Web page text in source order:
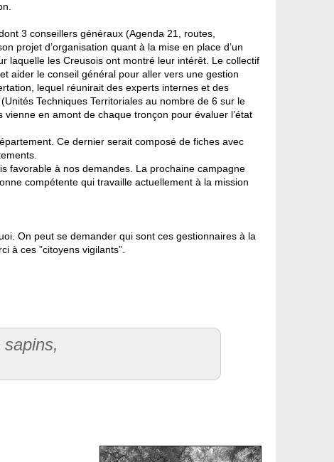
3 conseillers généraux (Agenda 21, routes,
projet d’organisation quant à la mise en place d’un
laquelle les Creusois ont montré leur intérêt. Le collectif
aider le conseil général pour aller vers une gestion
lequel réunirait des experts internes et des
Techniques Territoriales au nombre de 6 sur le
vienne en amont de chaque tronçon pour évaluer l’état
Ce dernier serait composé de fiches avec
favorable à nos demandes. La prochaine campagne
compétente qui travaille actuellement à la mission
On peut se demander qui sont ces gestionnaires à la
à ces ”citoyens vigilants”.